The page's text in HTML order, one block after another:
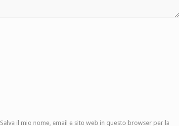
Salva il mio nome, email e sito web in questo browser per la